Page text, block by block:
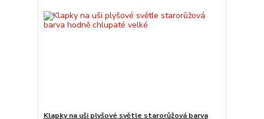
Klapky na uši plyšové světle starorůžová barva